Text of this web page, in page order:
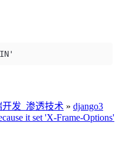
开发_渗透技术 » django3
it set 'X-Frame-Options'